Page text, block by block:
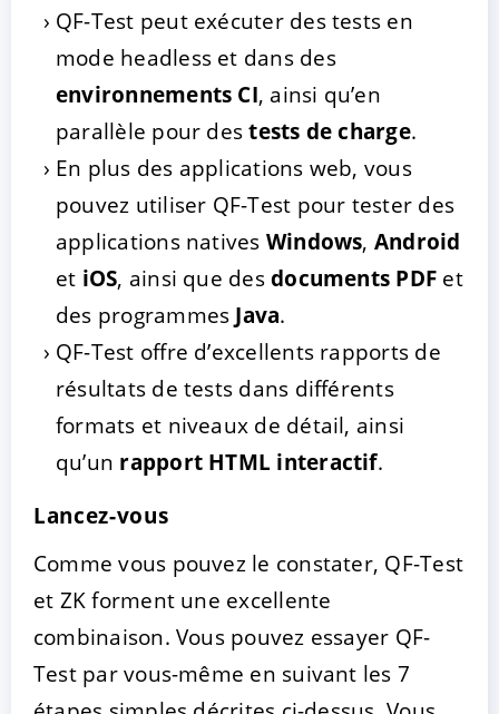
QF-Test peut exécuter des tests en
mode headless et dans des
environnements CI, ainsi qu’en
parallèle pour destests de charge.
En plus des applications web, vous
pouvez utiliser QF-Test pour tester des
applications natives Windows, Android
et iOS, ainsi que desdocuments PDF et
des programmes Java.
QF-Test offre d’excellents rapports de
résultats de tests dans différents
formats et niveaux de détail, ainsi
qu’un rapport HTML interactif.
Lancez-vous
Comme vous pouvez le constater, QF-Test
et ZK forment une excellente
combinaison. Vous pouvez essayer QF-
Test par vous-même en suivant les 7